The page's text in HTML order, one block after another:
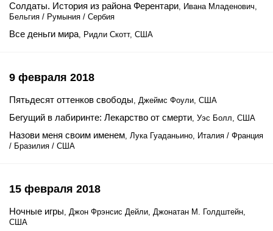
Солдаты. История из района Ферентари, Ивана Младенович,
Бельгия / Румыния / Сербия
Все деньги мира, Ридли Скотт, США
9 февраля 2018
Пятьдесят оттенков свободы, Джеймс Фоули, США
Бегущий в лабиринте: Лекарство от смерти, Уэс Болл, США
Назови меня своим именем, Лука Гуаданьино, Италия / Франция
/ Бразилия / США
15 февраля 2018
Ночные игры, Джон Фрэнсис Дейли, Джонатан М. Голдштейн,
США